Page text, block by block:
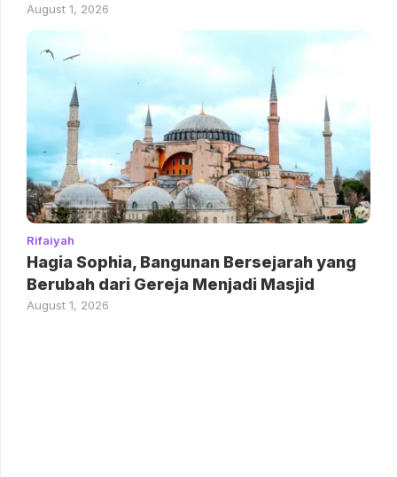
August 1, 2026
Rifaiyah
Hagia Sophia, Bangunan Bersejarah yang
Berubah dari Gereja Menjadi Masjid
August 1, 2026